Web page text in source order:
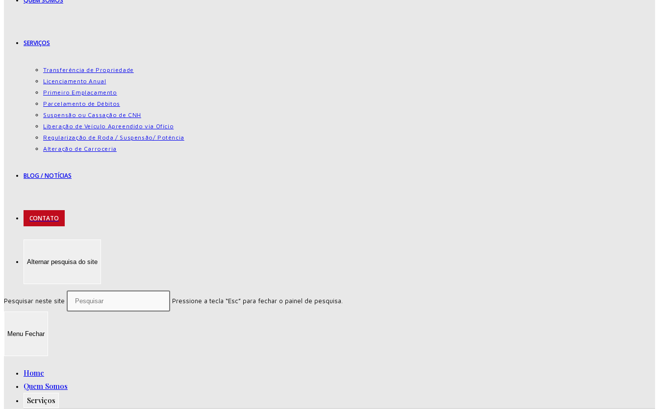
SERVIÇOS
Transferência de Propriedade
Licenciamento Anual
Primeiro Emplacamento
Parcelamento de Débitos
Suspensão ou Cassação de CNH
Liberação de Veículo Apreendido via Ofício
Regularização de Roda / Suspensão/ Potência
Alteração de Carroceria
BLOG / NOTÍCIAS
CONTATO
Alternar pesquisa do site
Pesquisar neste site Pressione a tecla “Esc” para fechar o painel de pesquisa.
Menu Fechar
Home
Quem Somos
Serviços